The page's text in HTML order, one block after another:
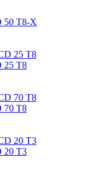
50 T8-X
25 T8
70 T8
20 T3